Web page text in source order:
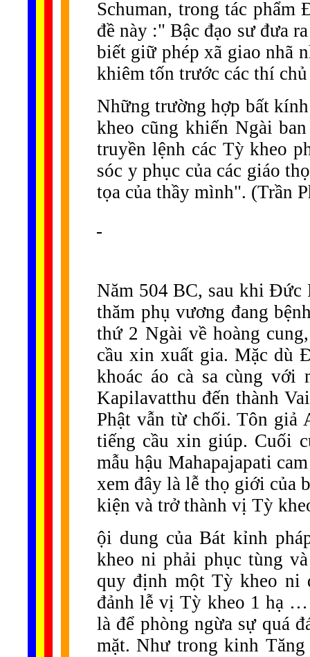
Schuman, trong tác phẩm
đề này :" Bậc đạo sư đưa
biết giữ phép xã giao nhã
khiêm tốn trước các thí
Những trường hợp bất
kheo cũng khiến Ngài
truyền lệnh các Tỳ kheo
sóc y phục của các giáo
tọa của thầy mình". (Trần
Năm 504 BC, sau khi Đức
thăm phụ vương đang
thứ 2 Ngài về hoàng
cầu xin xuất gia. Mặc dù
khoác áo cà sa cùng
Kapilavatthu đến thành
Phật vẫn từ chối. Tôn giả
tiếng cầu xin giúp. Cuối
mẫu hậu Mahapajapati
xem đây là lễ thọ giới của
kiện và trở thành vị Tỳ
ội dung của Bát kỉnh
kheo ni phải phục tùng
quy định một Tỳ kheo ni
đảnh lễ vị Tỳ kheo 1 hạ
là để phòng ngừa sự quá
mặt. Như trong kinh